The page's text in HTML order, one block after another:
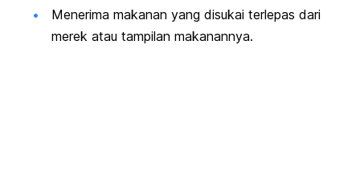
Menerima makanan yang disukai terlepas dari
merek atau tampilan makanannya.